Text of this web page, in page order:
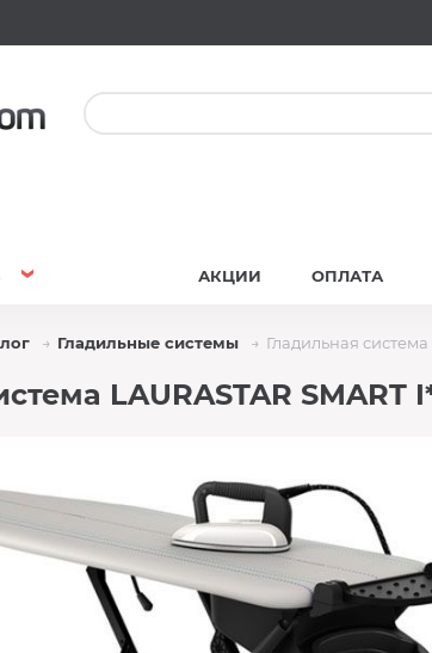
АКЦИИ ОПЛАТА
Гладильные системы Гладильная система
LAURASTAR SMART